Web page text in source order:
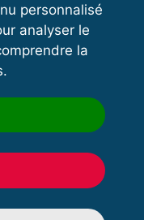
personnalisé
analyser le
la
réservés